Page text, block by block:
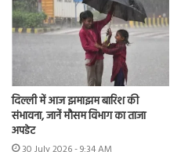
दिल्ली में आज झमाझम बारिश की
संभावना, जानें मौसम विभाग का ताजा
अपडेट